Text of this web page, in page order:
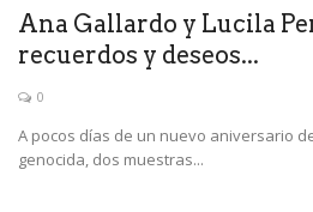
Ana Gallardo y Lucila
recuerdos y deseos...
0
A pocos días de un nuevo aniversario
genocida, dos muestras...